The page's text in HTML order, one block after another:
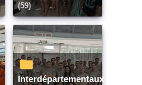
(59)
Interdépartementaux